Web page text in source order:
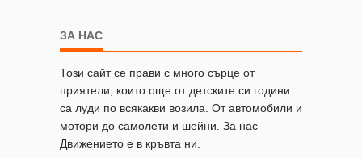
ЗА НАС
Този сайт се прави с много сърце от
приятели, които още от детските си години
са луди по всякакви возила. От автомобили и
мотори до самолети и шейни. За нас
Движението е в кръвта ни.